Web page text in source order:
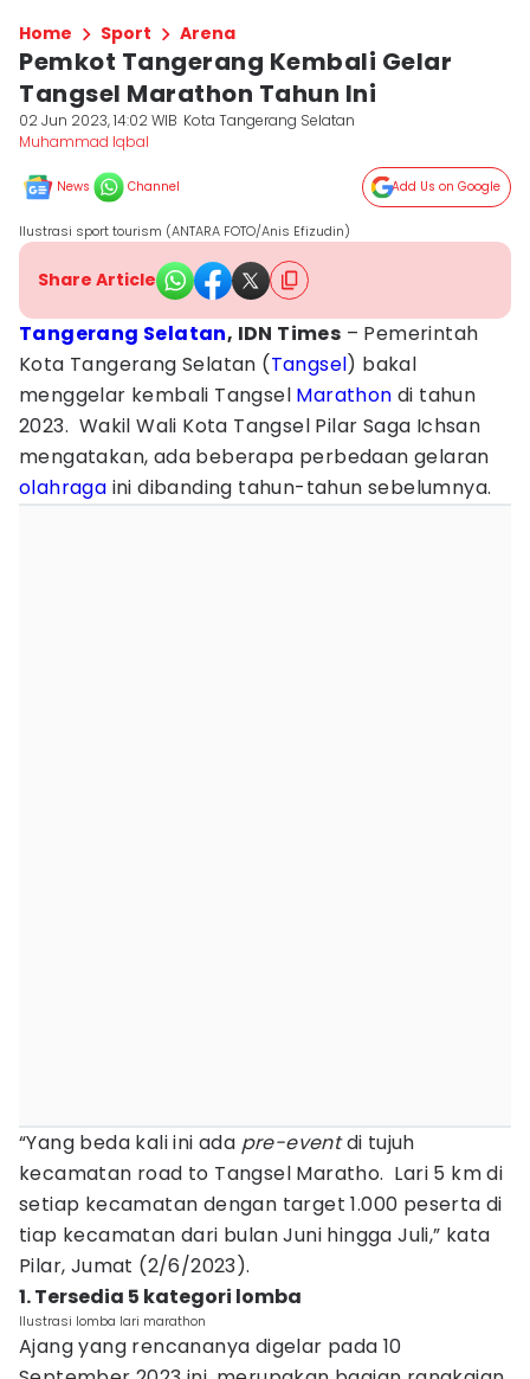
Home Sport Arena
Pemkot Tangerang Kembali Gelar
Tangsel Marathon Tahun Ini
02 Jun 2023, 14:02 WIB Kota Tangerang Selatan
Muhammad Iqbal
News Channel Add Us on Google
Ilustrasi sport tourism (ANTARA FOTO/Anis Efizudin)
Share Article
Tangerang Selatan, IDN Times – Pemerintah
Kota Tangerang Selatan (Tangsel) bakal
menggelar kembali Tangsel Marathon di tahun
2023. Wakil Wali Kota Tangsel Pilar Saga Ichsan
mengatakan, ada beberapa perbedaan gelaran
olahraga ini dibanding tahun-tahun sebelumnya.
“Yang beda kali ini ada pre-eventdi tujuh
kecamatan road to Tangsel Maratho. Lari 5 km di
setiap kecamatan dengan target 1.000 peserta di
tiap kecamatan dari bulan Juni hingga Juli,” kata
Pilar, Jumat (2/6/2023).
1. Tersedia 5 kategori lomba
Ilustrasi lomba lari marathon
Ajang yang rencananya digelar pada 10